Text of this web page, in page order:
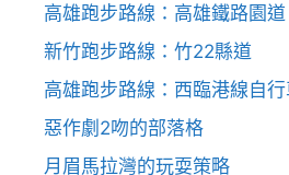
高雄跑步路線：高雄鐵路園
新竹跑步路線：竹22縣道
高雄跑步路線：西臨港線自
惡作劇2吻的部落格
月眉馬拉灣的玩耍策略